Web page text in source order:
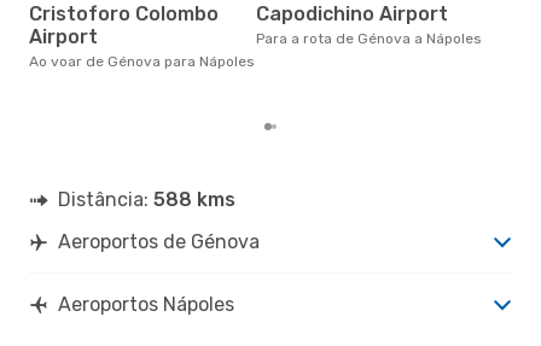
Cristoforo Colombo
Airport
Ao voar de Génova para Nápoles
Capodichino Airport
Para a rota de Génova a Nápoles
Distância: 588 kms
Aeroportos de Génova
Aeroportos Nápoles